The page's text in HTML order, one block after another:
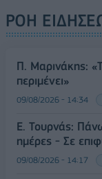
ΡΟΗ
Π. Μαρινάκης:
περιμένει»
09/08/2026 - 14:34
Ε. Τουρνάς:
ημέρες - Σε
09/08/2026 - 14:17